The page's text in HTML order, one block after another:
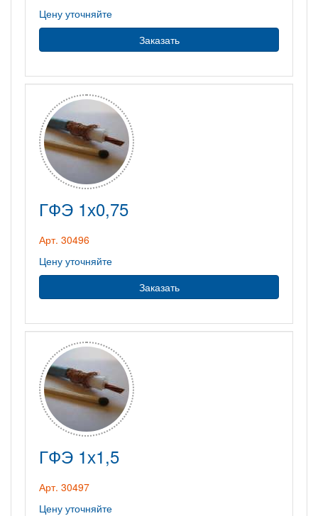
Цену уточняйте
Заказать
ГФЭ 1х0,75
Арт. 30496
Цену уточняйте
Заказать
ГФЭ 1х1,5
Арт. 30497
Цену уточняйте